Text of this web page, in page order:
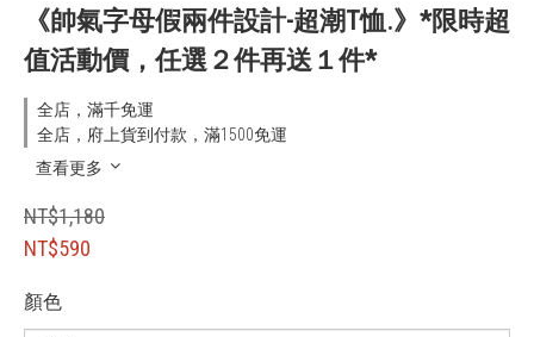
《帥氣字母假兩件設計-超潮T恤.》*限時超
值活動價，任選２件再送１件*
全店，滿千免運
全店，府上貨到付款，滿1500免運
查看更多
NT$1,180
NT$590
顏色